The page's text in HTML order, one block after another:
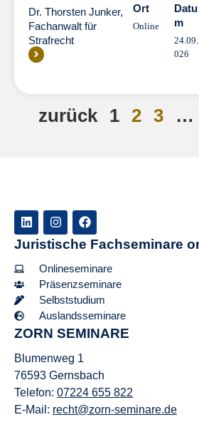
Dr. Thorsten Junker,
Fachanwalt für
Strafrecht
Ort
Online
Datu
m
026
zurück 1 2 3 …
Juristische Fachseminare
Onlineseminare
Präsenzseminare
Selbststudium
Auslandsseminare
ZORN SEMINARE
Blumenweg 1
76593 Gernsbach
Telefon: 07224 655 822
E-Mail: recht@zorn-seminare.de